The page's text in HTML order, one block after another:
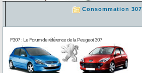
Consommation 307
F307 : Le Forum de référence de la Peugeot 307